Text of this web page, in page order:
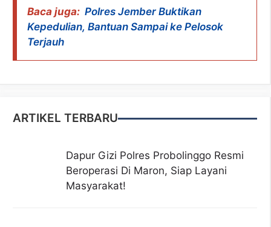
Baca juga: Polres Jember Buktikan
Kepedulian, Bantuan Sampai ke Pelosok
Terjauh
ARTIKEL TERBARU
Dapur Gizi Polres Probolinggo Resmi
Beroperasi Di Maron, Siap Layani
Masyarakat!